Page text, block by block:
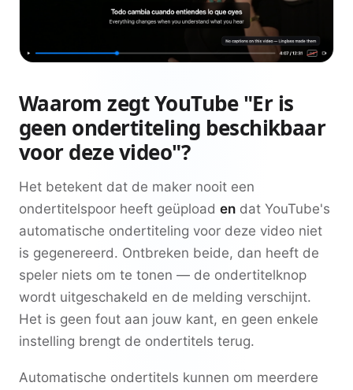
Waarom zegt YouTube "Er is
geen ondertiteling beschikbaar
voor deze video"?
Het betekent dat de maker nooit een
ondertitelspoor heeft geüpload en dat YouTube's
automatische ondertiteling voor deze video niet
is gegenereerd. Ontbreken beide, dan heeft de
speler niets om te tonen — de ondertitelknop
wordt uitgeschakeld en de melding verschijnt.
Het is geen fout aan jouw kant, en geen enkele
instelling brengt de ondertitels terug.
Automatische ondertitels kunnen om meerdere